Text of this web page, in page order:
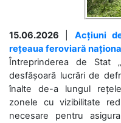
15.06.2026
Acțiuni
rețeaua feroviară
Întreprinderea de Stat
desfășoară lucrări de
înalte de-a lungul
zonele cu vizibilitate
necesare pentru